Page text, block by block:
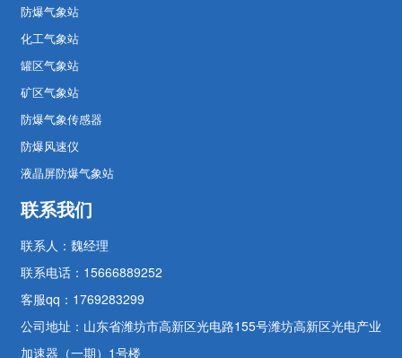
防爆气象站
化工气象站
罐区气象站
矿区气象站
防爆气象传感器
防爆风速仪
液晶屏防爆气象站
联系我们
联系人：魏经理
联系电话：15666889252
客服qq：1769283299
公司地址：山东省潍坊市高新区光电路155号潍坊高新区光电产业
加速器（一期）1号楼